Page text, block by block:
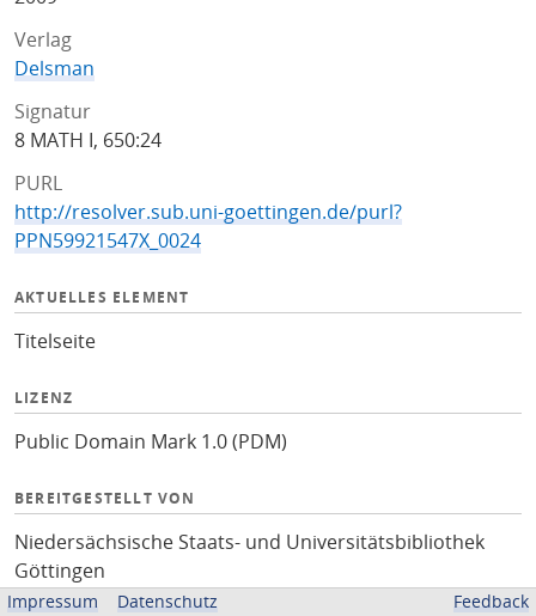
Verlag
Delsman
Signatur
8 MATH I, 650:24
PURL
http://resolver.sub.uni-goettingen.de/purl?
PPN59921547X_0024
AKTUELLES ELEMENT
Titelseite
LIZENZ
Public Domain Mark 1.0 (PDM)
BEREITGESTELLT VON
Niedersächsische Staats- und Universitätsbibliothek
Göttingen
Impressum Datenschutz Feedback